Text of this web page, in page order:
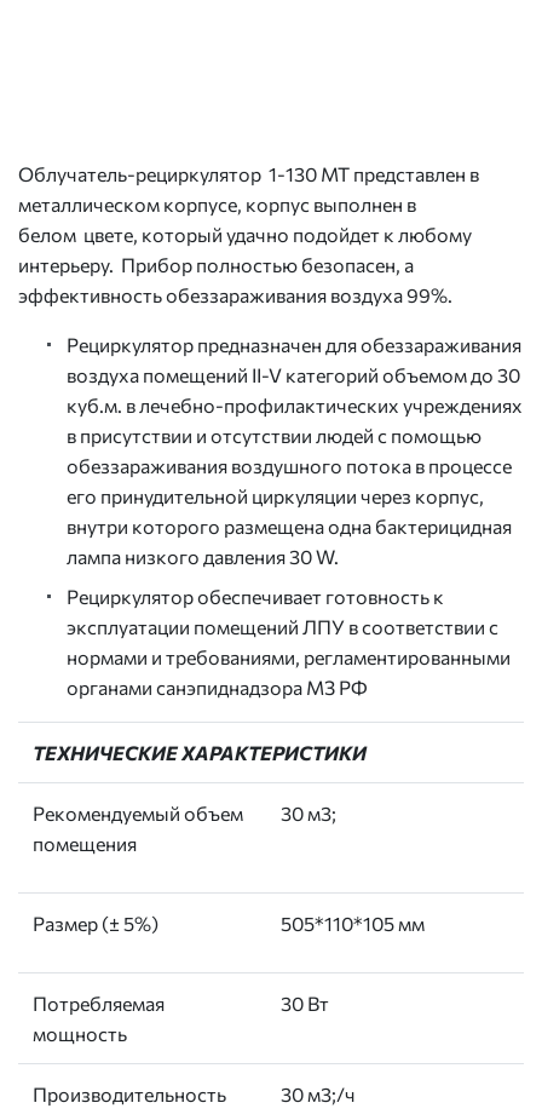
Облучатель-рециркулятор 1-130 МТ представлен в
металлическом корпусе, корпус выполнен в
белом цвете, который удачно подойдет к любому
интерьеру. Прибор полностью безопасен, а
эффективность обеззараживания воздуха 99%.
Рециркулятор предназначен для обеззараживания
воздуха помещений II-V категорий объемом до 30
куб.м. в лечебно-профилактических учреждениях
в присутствии и отсутствии людей с помощью
обеззараживания воздушного потока в процессе
его принудительной циркуляции через корпус,
внутри которого размещена одна бактерицидная
лампа низкого давления 30 W.
Рециркулятор обеспечивает готовность к
эксплуатации помещений ЛПУ в соответствии с
нормами и требованиями, регламентированными
органами санэпиднадзора МЗ РФ
ТЕХНИЧЕСКИЕ ХАРАКТЕРИСТИКИ
Рекомендуемый объем
помещения
30 м3;
Размер (± 5%) 505*110*105 мм
Потребляемая
мощность
30 Вт
Производительность 30 м3;/ч